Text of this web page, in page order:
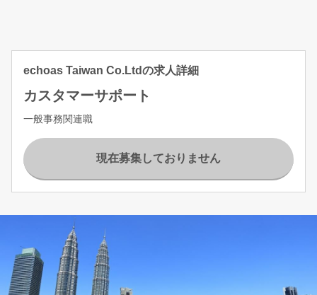
echoas Taiwan Co.Ltdの求人詳細
カスタマーサポート
一般事務関連職
現在募集しておりません